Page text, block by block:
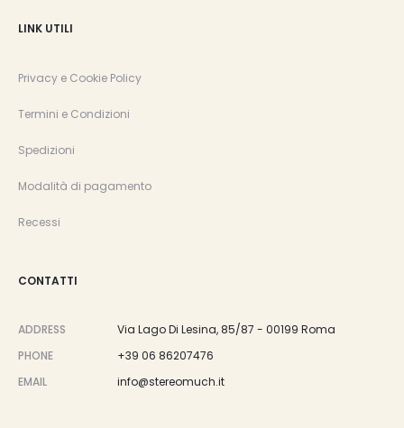
LINK UTILI
Privacy e Cookie Policy
Termini e Condizioni
Spedizioni
Modalità di pagamento
Recessi
CONTATTI
ADDRESS
Via Lago Di Lesina, 85/87 - 00199 Roma
PHONE
+39 06 86207476
EMAIL
info@stereomuch.it